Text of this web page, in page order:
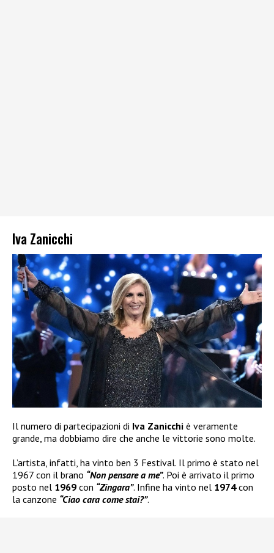
Iva Zanicchi
Il numero di partecipazioni di Iva Zanicchi è veramente
grande, ma dobbiamo dire che anche le vittorie sono molte.
L’artista, infatti, ha vinto ben 3 Festival. Il primo è stato nel
1967 con il brano “Non pensare a me”. Poi è arrivato il primo
posto nel 1969 con “Zingara”. Infine ha vinto nel 1974con
la canzone “Ciao cara come stai?”.